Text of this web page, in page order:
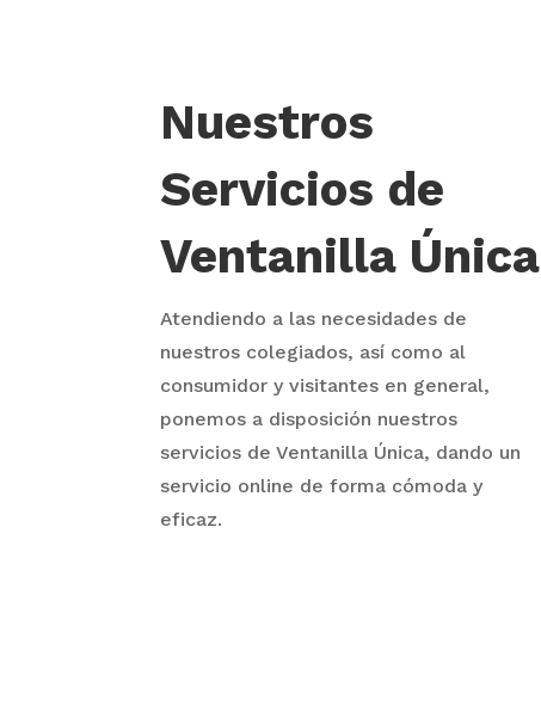
Nuestros
Servicios de
Ventanilla Única
Atendiendo a las necesidades de
nuestros colegiados, así como al
consumidor y visitantes en general,
ponemos a disposición nuestros
servicios de Ventanilla Única, dando un
servicio online de forma cómoda y
eficaz.